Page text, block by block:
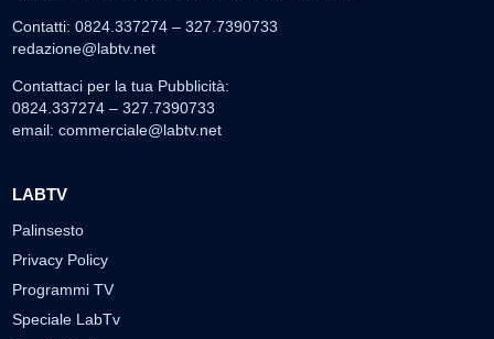
Contatti: 0824.337274 – 327.7390733
redazione@labtv.net
Contattaci per la tua Pubblicità:
0824.337274 – 327.7390733
email: commerciale@labtv.net
LABTV
Palinsesto
Privacy Policy
Programmi TV
Speciale LabTv